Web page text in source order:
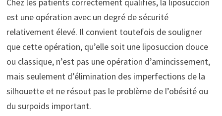
est une opération avec un degré de sécurité
relativement élevé. Il convient toutefois de souligner
que cette opération, qu’elle soit une liposuccion douce
ou classique, n’est pas une opération d’amincissement,
mais seulement d’élimination des imperfections de la
silhouette et ne résout pas le problème de l’obésité ou
du surpoids important.